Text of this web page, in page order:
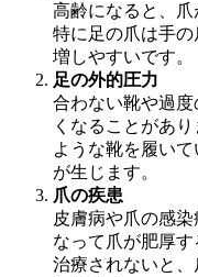
高齢になると、爪
特に足の爪は手
増しやすいです。
足の外的圧力
合わない靴や過
くなることがあ
ような靴を履い
が生じます。
爪の疾患
皮膚病や爪の感
なって爪が肥厚
治療されないと